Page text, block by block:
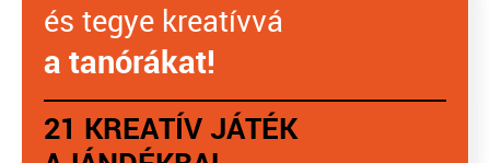
és tegye kreatívvá
a tanórákat!
21 KREATÍV JÁTÉK